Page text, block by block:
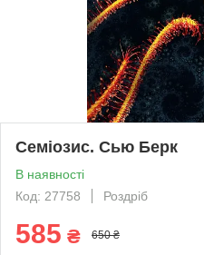
Семіозис. Сью Берк
В наявності
Код: 27758
Роздріб
585 ₴ 650 ₴